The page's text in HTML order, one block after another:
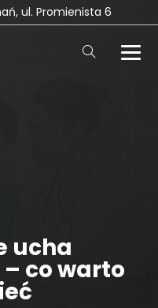
ul. Promienista 6
ucha
co warto